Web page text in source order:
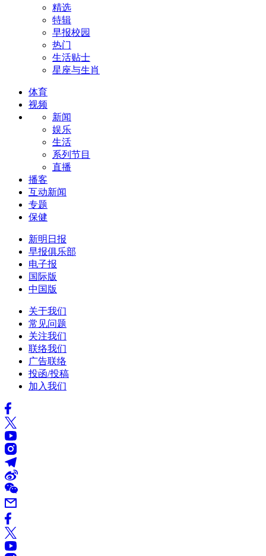
精选
特辑
早报校园
热门
生活贴士
星座与生肖
体育
视频
新闻
娱乐
生活
系列节目
直播
播客
互动新闻
专题
保健
新明日报
早报俱乐部
电子报
国际版
中国版
关于我们
常见问题
关注我们
联络我们
广告联络
投函/投稿
加入我们